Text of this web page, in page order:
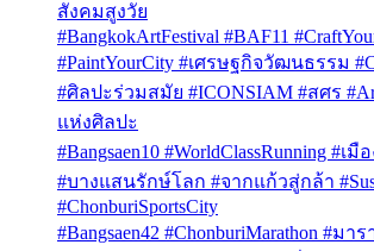
สังคมสูงวัย
#BangkokArtFestival #BAF11
#PaintYourCity #เศรษฐกิจวัฒนธรรม
#ศิลปะร่วมสมัย #ICONSIAM #สศร
แห่งศิลปะ
#Bangsaen10 #WorldClassRunning #เ
#บางแสนรักษ์โลก #จากแก้วสู่กล้า
#ChonburiSportsCity
#Bangsaen42 #ChonburiMarathon #ม